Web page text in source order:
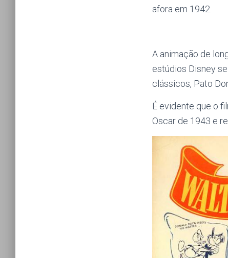
afora em 1942.
A animação de
estúdios Disney
clássicos, Pato
É evidente que o
Oscar de 1943 e